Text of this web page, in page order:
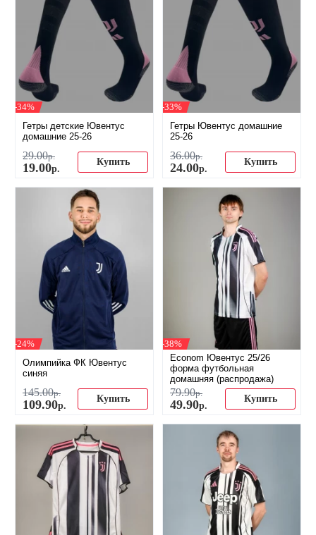
-34%
Гетры детские Ювентус
домашние 25-26
29.00р.
19.00р.
Купить
-33%
Гетры Ювентус домашние
25-26
36.00р.
24.00р.
Купить
-24%
Олимпийка ФК Ювентус
синяя
145.00р.
109.90р.
Купить
-38%
Econom Ювентус 25/26
форма футбольная
домашняя (распродажа)
79.90р.
49.90р.
Купить